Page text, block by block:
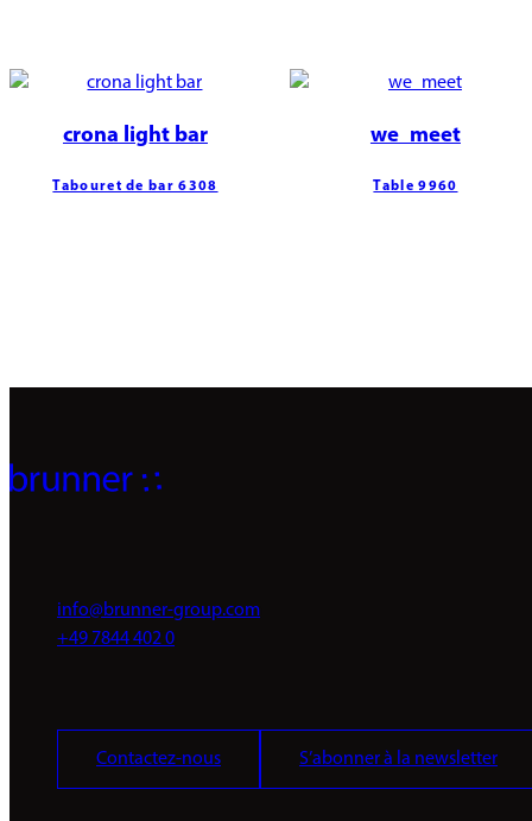
crona light bar
Tabouret de bar 6308
we_meet
Table 9960
info@brunner-group.com
+49 7844 402 0
Contactez-nous S’abonner à la newsletter